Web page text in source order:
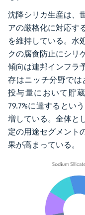
沈降シリカ生産は、
アの厳格化に対応す
を維持している。水
クの腐食防止にシリ
傾向は連邦インフラ
存はニッチ分野では
投与量において貯
79.7%に達するとい
増している。全体と
定の用途セグメント
果が高まっている。